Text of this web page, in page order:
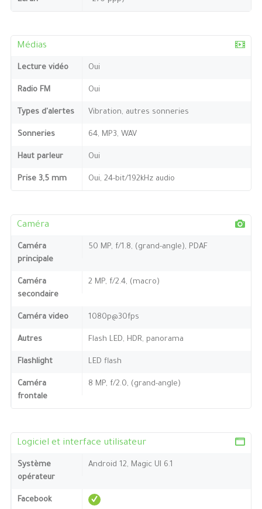
Médias
Lecture vidéo Oui
Radio FM Oui
Types d'alertes Vibration, autres sonneries
Sonneries 64, MP3, WAV
Haut parleur Oui
Prise 3,5 mm Oui, 24-bit/192kHz audio
Caméra
Caméra
principale
50 MP, f/1.8, (grand-angle), PDAF
Caméra
secondaire
2 MP, f/2.4, (macro)
Caméra video 1080p@30fps
Autres Flash LED, HDR, panorama
Flashlight LED flash
Caméra
frontale
8 MP, f/2.0, (grand-angle)
Logiciel et interface utilisateur
Système
opérateur
Android 12, Magic UI 6.1
Facebook